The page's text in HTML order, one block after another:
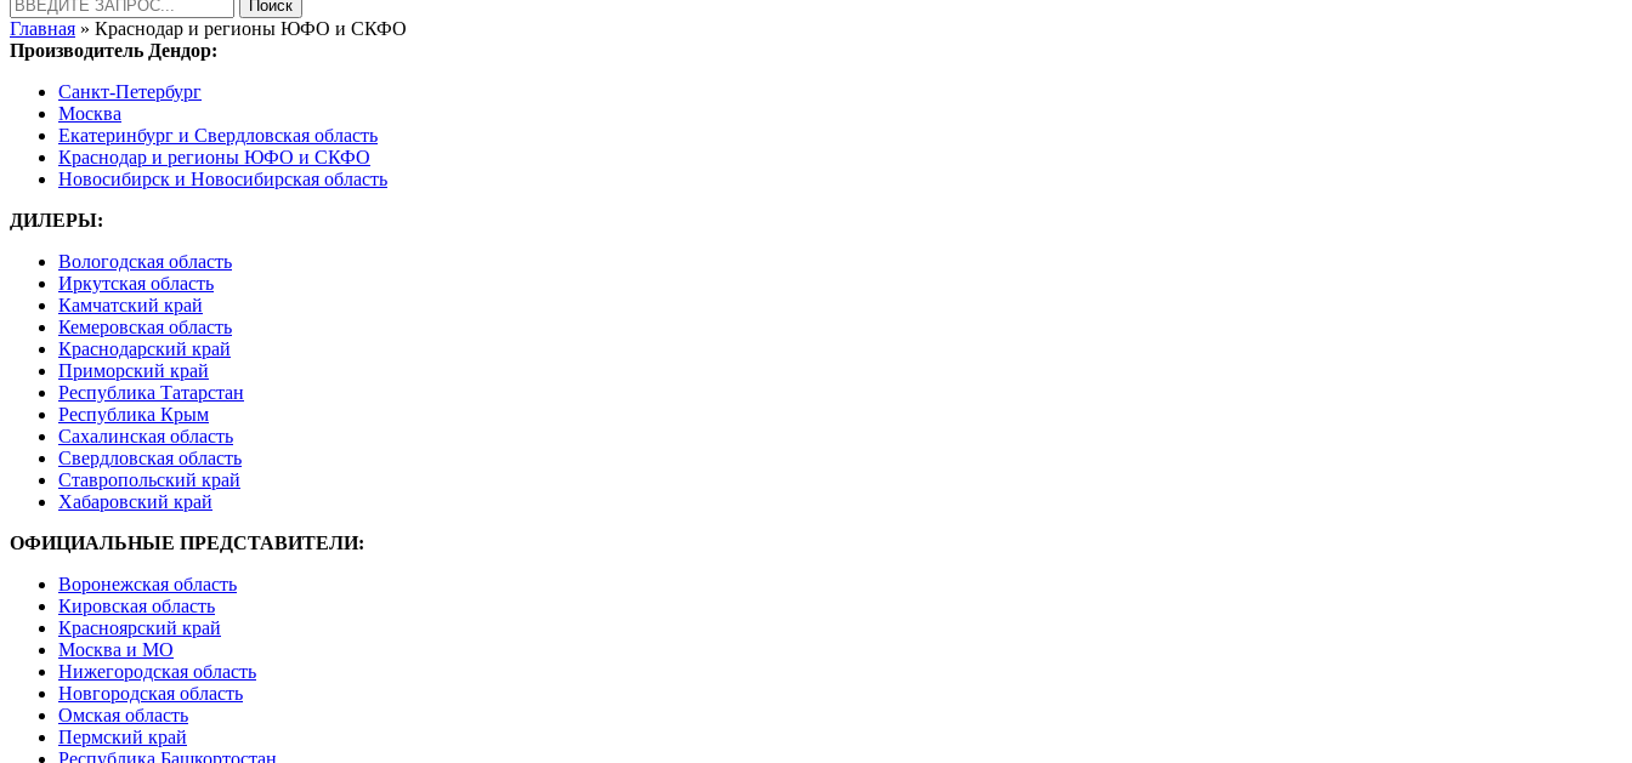
Главная » Краснодар и регионы ЮФО и СКФО
Производитель Дендор:
Санкт-Петербург
Москва
Екатеринбург и Свердловская область
Краснодар и регионы ЮФО и СКФО
Новосибирск и Новосибирская область
ДИЛЕРЫ:
Вологодская область
Иркутская область
Камчатский край
Кемеровская область
Краснодарский край
Приморский край
Республика Татарстан
Республика Крым
Сахалинская область
Свердловская область
Ставропольский край
Хабаровский край
ОФИЦИАЛЬНЫЕ ПРЕДСТАВИТЕЛИ:
Воронежская область
Кировская область
Красноярский край
Москва и МО
Нижегородская область
Новгородская область
Омская область
Пермский край
Республика Башкортостан